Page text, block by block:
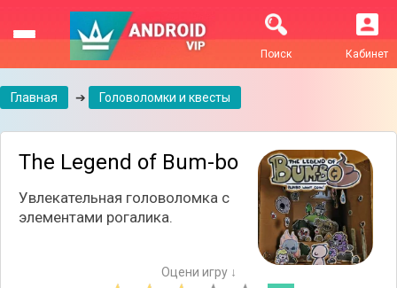
Кабинет
Поиск
Главная ➔ Головоломки и квесты
The Legend of Bum-bo
Увлекательная головоломка с
элементами рогалика.
Оцени игру ↓